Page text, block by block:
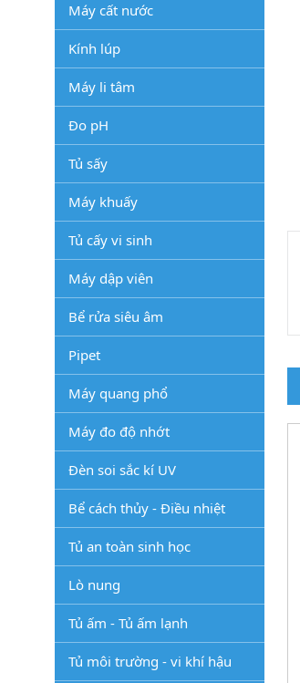
Máy cất nước
Kính lúp
Máy li tâm
Đo pH
Tủ sấy
Máy khuấy
Tủ cấy vi sinh
Máy dập viên
Bể rửa siêu âm
Pipet
Máy quang phổ
Máy đo độ nhớt
Đèn soi sắc kí UV
Bể cách thủy - Điều nhiệt
Tủ an toàn sinh học
Lò nung
Tủ ấm - Tủ ấm lạnh
Tủ môi trường - vi khí hậu